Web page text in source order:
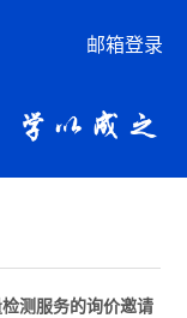
邮箱登录
测服务的询价邀请